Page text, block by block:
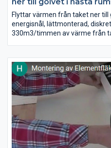
Flyttar värmen från taket ner
energisnål, lättmonterad,
330m3/timmen av värme från
Nu lanserar vi kanaler till
Och den förs allra varmaste
ner till golvet.